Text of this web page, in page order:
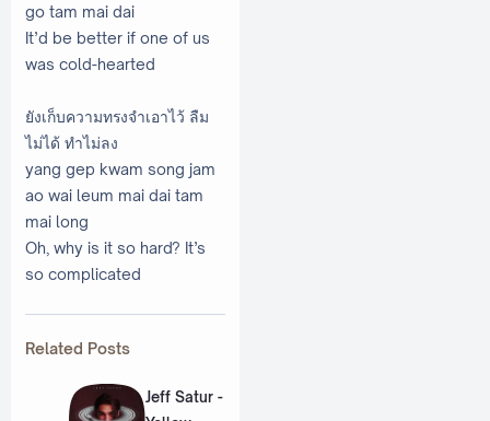
go tam mai dai
It’d be better if one of us
was cold-hearted
ยังเก็บความทรงจำเอาไว้ ลืม
ไม่ได้ ทำไม่ลง
yang gep kwam song jam
ao wai leum mai dai tam
mai long
Oh, why is it so hard? It’s
so complicated
Related Posts
Jeff Satur -